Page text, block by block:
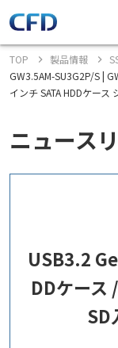
TOP 製品情報
GW3.5AM-SU3G2P/S |
インチ SATA HDDケー
ニュース
USB3.2
DDケース
SD